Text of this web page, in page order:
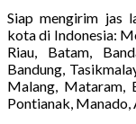
Siap mengirim jas
kota di Indonesia:
Riau, Batam,
Bandung,
Malang, Mataram,
Pontianak, Manado,